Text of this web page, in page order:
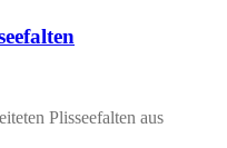
Plisseefalten aus